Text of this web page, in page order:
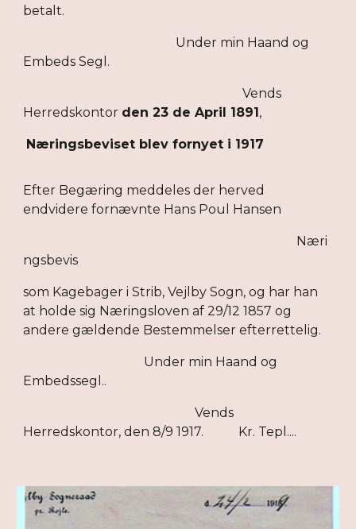
betalt.
Under min Haand og
Embeds Segl.
Vends
Herredskontor den 23 de April 1891,
Næringsbeviset blev fornyet i 1917
Efter Begæring meddeles der herved
endvidere fornævnte Hans Poul Hansen
Næri
ngsbevis
som Kagebager i Strib, Vejlby Sogn, og har han
at holde sig Næringsloven af 29/12 1857 og
andere gældende Bestemmelser efterrettelig.
Under min Haand og
Embedssegl..
Vends
Herredskontor, den 8/9 1917. Kr. Tepl....